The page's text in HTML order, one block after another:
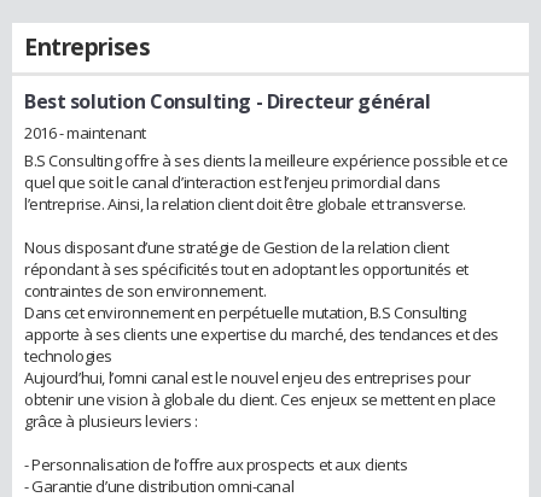
Entreprises
Best solution Consulting - Directeur général
2016 - maintenant
B.S Consulting offre à ses clients la meilleure expérience possible et ce
quel que soit le canal d’interaction est l’enjeu primordial dans
l’entreprise. Ainsi, la relation client doit être globale et transverse.
Nous disposant d’une stratégie de Gestion de la relation client
répondant à ses spécificités tout en adoptant les opportunités et
contraintes de son environnement.
Dans cet environnement en perpétuelle mutation, B.S Consulting
apporte à ses clients une expertise du marché, des tendances et des
technologies
Aujourd’hui, l’omni canal est le nouvel enjeu des entreprises pour
obtenir une vision à globale du client. Ces enjeux se mettent en place
grâce à plusieurs leviers :
- Personnalisation de l’offre aux prospects et aux clients
- Garantie d’une distribution omni-canal